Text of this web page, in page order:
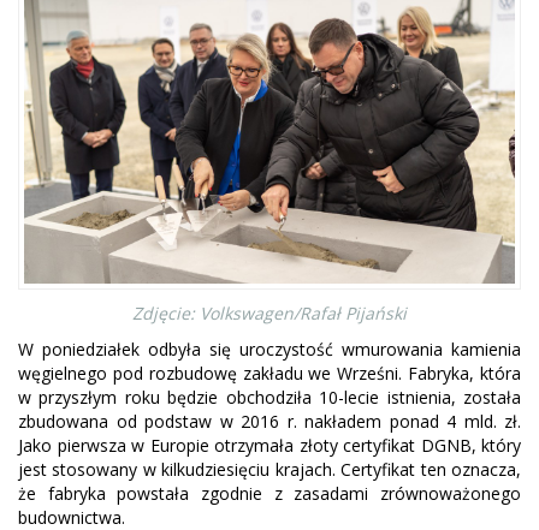
Zdjęcie: Volkswagen/Rafał Pijański
W poniedziałek odbyła się uroczystość wmurowania kamienia
węgielnego pod rozbudowę zakładu we Wrześni. Fabryka, która
w przyszłym roku będzie obchodziła 10-lecie istnienia, została
zbudowana od podstaw w 2016 r. nakładem ponad 4 mld. zł.
Jako pierwsza w Europie otrzymała złoty certyfikat DGNB, który
jest stosowany w kilkudziesięciu krajach. Certyfikat ten oznacza,
że fabryka powstała zgodnie z zasadami zrównoważonego
budownictwa.